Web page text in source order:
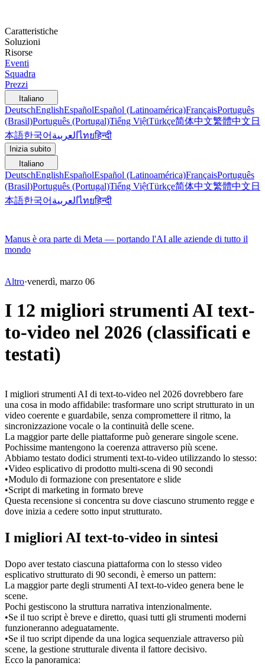
Caratteristiche
Soluzioni
Risorse
Eventi
Squadra
Prezzi
Italiano
DeutschEnglishEspañolEspañol (Latinoamérica)FrançaisPortuguês
(Brasil)Português (Portugal)Tiếng ViệtTürkçe简体中文繁體中文 日
本語한국어 العربيةไทยहिन्दी
Inizia subito
Italiano
DeutschEnglishEspañolEspañol (Latinoamérica)FrançaisPortuguês
(Brasil)Português (Portugal)Tiếng ViệtTürkçe简体中文繁體中文 日
本語한국어 العربيةไทยहिन्दी
Manus è ora parte di Meta — portando l'AI alle aziende di tutto il
mondo
Altro·venerdì, marzo 06
I 12 migliori strumenti AI text-
to-video nel 2026 (classificati e
testati)
I migliori strumenti AI di text-to-video nel 2026 dovrebbero fare
una cosa in modo affidabile: trasformare uno script strutturato in un
video coerente e guardabile, senza compromettere il ritmo, la
sincronizzazione vocale o la continuità delle scene.
La maggior parte delle piattaforme può generare singole scene.
Pochissime mantengono la coerenza attraverso più scene.
Abbiamo testato dodici strumenti text-to-video utilizzando lo stesso:
•Video esplicativo di prodotto multi-scena di 90 secondi
•Modulo di formazione con presentatore e slide
•Script di marketing in formato breve
Questa recensione si concentra su dove ciascuno strumento regge e
dove inizia a cedere sotto input strutturato.
I migliori AI text-to-video in sintesi
Dopo aver testato ciascuna piattaforma con lo stesso video
esplicativo strutturato di 90 secondi, è emerso un pattern:
La maggior parte degli strumenti AI text-to-video genera bene le
scene.
Pochi gestiscono la struttura narrativa intenzionalmente.
•Se il tuo script è breve e diretto, quasi tutti gli strumenti moderni
funzioneranno adeguatamente.
•Se il tuo script dipende da una logica sequenziale attraverso più
scene, la gestione strutturale diventa il fattore decisivo.
Ecco la panoramica: